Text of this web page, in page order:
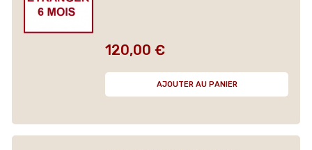
Prix
120,00 €
AJOUTER AU PANIER